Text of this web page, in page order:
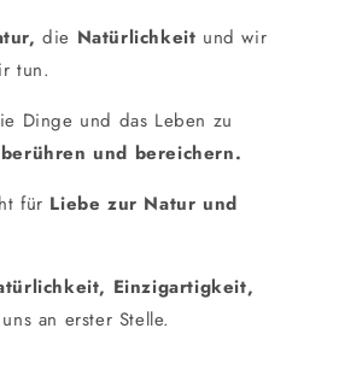
die Natürlichkeit und wir
tun.
Dinge und das Leben zu
berühren und bereichern.
für Liebe zur Natur und
Einzigartigkeit,
an erster Stelle.